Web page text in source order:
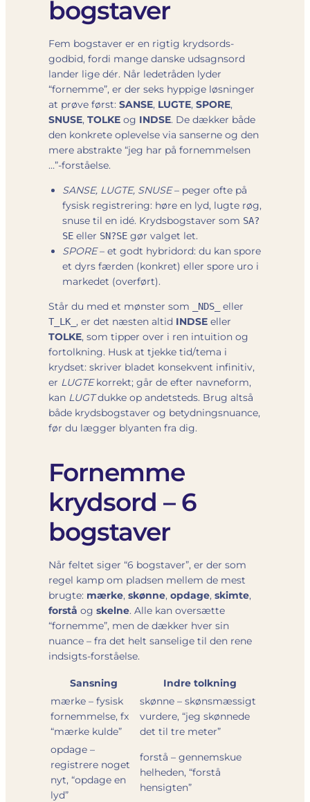
bogstaver
Fem bogstaver er en rigtig krydsords-
godbid, fordi mange danske udsagnsord
lander lige dér. Når ledetråden lyder
“fornemme”, er der seks hyppige løsninger
at prøve først: SANSE, LUGTE, SPORE,
SNUSE, TOLKE og INDSE. De dækker både
den konkrete oplevelse via sanserne og den
mere abstrakte “jeg har på fornemmelsen
…”-forståelse.
SANSE, LUGTE, SNUSE– peger ofte på
fysisk registrering: høre en lyd, lugte røg,
snuse til en idé. Krydsbogstaver som SA?
SE eller SN?SE gør valget let.
SPORE– et godt hybridord: du kan spore
et dyrs færden (konkret) eller spore uro i
markedet (overført).
Står du med et mønster som
_NDS_ eller
T_LK_ , er det næsten altid INDSE eller
TOLKE, som tipper over i ren intuition og
fortolkning. Husk at tjekke tid/tema i
krydset: skriver bladet konsekvent infinitiv,
er LUGTEkorrekt; går de efter navneform,
kan LUGTdukke op andetsteds. Brug altså
både krydsbogstaver og betydningsnuance,
før du lægger blyanten fra dig.
Fornemme
krydsord – 6
bogstaver
Når feltet siger “6 bogstaver”, er der som
regel kamp om pladsen mellem de mest
brugte: mærke, skønne, opdage, skimte,
forstå og skelne. Alle kan oversætte
“fornemme”, men de dækker hver sin
nuance – fra det helt sanselige til den rene
indsigts-forståelse.
Sansning
Indre tolkning
mærke – fysisk
fornemmelse, fx
“mærke kulde”
skønne – skønsmæssigt
vurdere, “jeg skønnede
det til tre meter”
opdage –
registrere noget
nyt, “opdage en
lyd”
forstå – gennemskue
helheden, “forstå
hensigten”